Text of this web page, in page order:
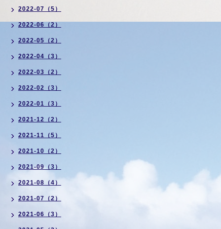
2022-07（5）
2022-06（2）
2022-05（2）
2022-04（3）
2022-03（2）
2022-02（3）
2022-01（3）
2021-12（2）
2021-11（5）
2021-10（2）
2021-09（3）
2021-08（4）
2021-07（2）
2021-06（3）